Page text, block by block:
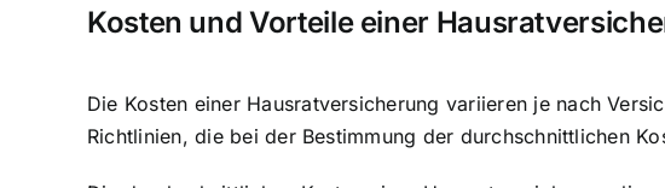
Kosten und Vorteile einer
Die Kosten einer Hausratversicherung variieren je nach
Richtlinien, die bei der Bestimmung der durchschnittlichen